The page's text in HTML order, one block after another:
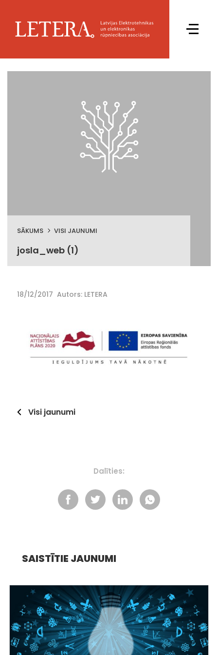
SĀKUMS VISI JAUNUMI
josla_web (1)
18/12/2017 Autors: LETERA
Visi jaunumi
Dalīties:
SAISTĪTIE JAUNUMI